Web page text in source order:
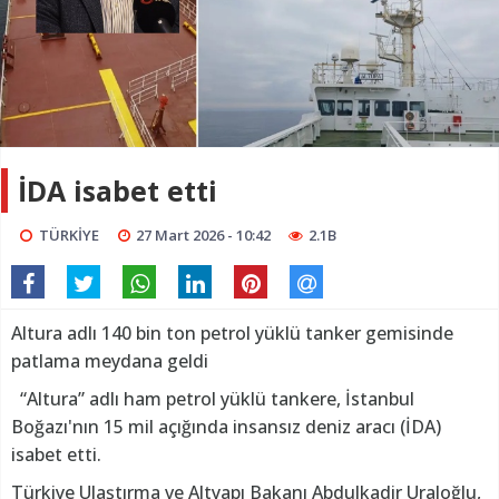
İDA isabet etti
TÜRKİYE 27 Mart 2026 - 10:42 2.1B
Altura adlı 140 bin ton petrol yüklü tanker gemisinde
patlama meydana geldi
“Altura” adlı ham petrol yüklü tankere, İstanbul
Boğazı'nın 15 mil açığında insansız deniz aracı (İDA)
isabet etti.
Türkiye Ulaştırma ve Altyapı Bakanı Abdulkadir Uraloğlu,